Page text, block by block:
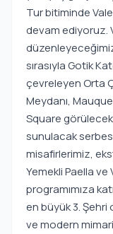
Tur bitiminde
devam ediyoruz.
sırasıyla Gotik
çevreleyen Orta
Meydanı,
Square görülecek
sunulacak
misafirlerimiz,
Yemekli Paella ve
programımıza
en büyük 3.
ve modern